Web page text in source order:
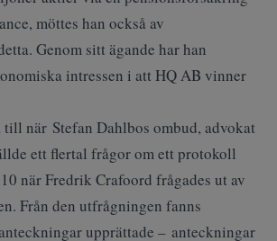
möttes han också av
Genom sitt ägande har han
intressen i att HQ AB vinner
till när Stefan Dahlbos ombud, advokat
ett flertal frågor om ett protokoll
när Fredrik Crafoord frågades ut av
Från den utfrågningen fanns
upprättade – anteckningar